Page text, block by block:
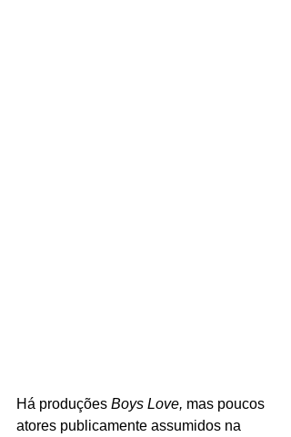
Há produções Boys Love, mas poucos
atores publicamente assumidos na